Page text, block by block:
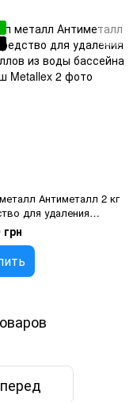
Антиметалл 2 кг
для удаления
из воды бассейна
грн